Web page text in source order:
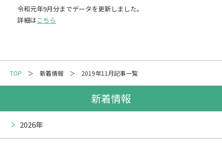
TOP 新着情報 2019年11月記事一覧
新着情報
2026年
令和元年9月分までデータを更新しました。
詳細はこちら